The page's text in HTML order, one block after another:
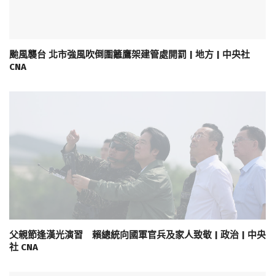
颱風襲台 北市強風吹倒圍籬鷹架建管處開罰 | 地方 | 中央社
CNA
父親節逢漢光演習 賴總統向國軍官兵及家人致敬 | 政治 | 中央
社 CNA